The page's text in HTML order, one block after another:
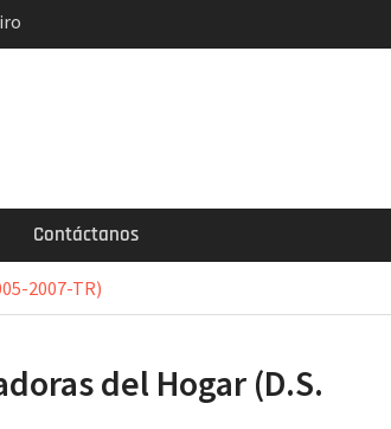
Contáctanos
2007-TR)
del Hogar (D.S.